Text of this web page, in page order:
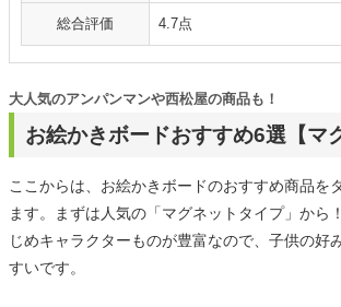
総合評価 4.7点
お絵かきボードおすすめ6選【マ
大人気のアンパンマンや西松屋の商品も！
ここからは、お絵かきボードのおすすめ商品を
ます。まずは人気の「マグネットタイプ」から
じめキャラクターものが豊富なので、子供の好
すいです。